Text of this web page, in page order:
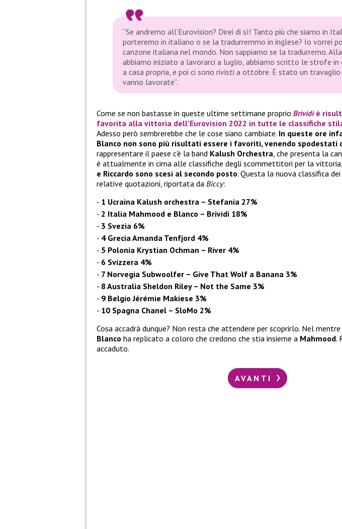
“Se andremo all’Eurovision? Direi di sì! Tanto più che siamo in
porteremo in italiano o se la tradurremmo in inglese? Io vorrei
canzone italiana nel mondo. Non sappiamo se la tradurremo.
abbiamo iniziato a lavorarci a luglio, abbiamo scritto le strofe in
a casa propria, e poi ci sono rivisti a ottobre. È stato un
vanno lavorate”.
Come se non bastasse in queste ultime settimane proprio Brividiè
favorita alla vittoria dell’Eurovision 2022 in tutte le classifiche
Adesso però sembrerebbe che le cose siano cambiate. In queste ore
Blanco non sono più risultati essere i favoriti, venendo spodestati
rappresentare il paese c’è la band Kalush Orchestra, che presenta la
è attualmente in cima alle classifiche degli scommettitori per la vittoria,
e Riccardo sono scesi al secondo posto. Questa la nuova classifica
relative quotazioni, riportata da Biccy:
1 Ucraina Kalush orchestra – Stefania 27%
2 Italia Mahmood e Blanco – Brividi 18%
3 Svezia 6%
4 Grecia Amanda Tenfjord 4%
5 Polonia Krystian Ochman – River 4%
6 Svizzera 4%
7 Norvegia Subwoolfer – Give That Wolf a Banana 3%
8 Australia Sheldon Riley – Not the Same 3%
9 Belgio Jérémie Makiese 3%
10 Spagna Chanel – SloMo 2%
Cosa accadrà dunque? Non resta che attendere per scoprirlo. Nel
Blanco ha replicato a coloro che credono che stia insieme a Mahmood.
accaduto.
AVANTI